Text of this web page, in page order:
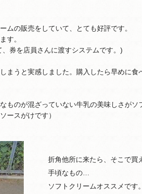
ムの販売をしていて、とても好評です。
す。
券を店員さんに渡すシステムです。)
まうと実感しました。購入したら早めに食
ものが混ざっていない牛乳の美味しさがソ
ースがけです）
折角他所に来たら、そこで
手頃なもの…
ソフトクリームオススメです